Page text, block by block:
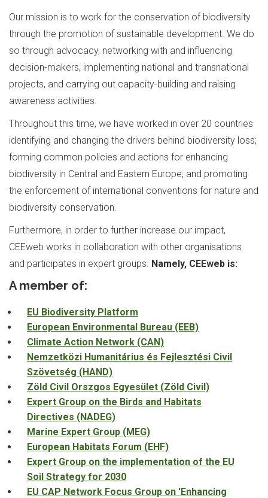
Our mission is to work for the conservation of biodiversity
through the promotion of sustainable development. We do
so through advocacy, networking with and influencing
decision-makers, implementing national and transnational
projects, and carrying out capacity-building and raising
awareness activities.
Throughout this time, we have worked in over 20 countries
identifying and changing the drivers behind biodiversity loss;
forming common policies and actions for enhancing
biodiversity in Central and Eastern Europe; and promoting
the enforcement of international conventions for nature and
biodiversity conservation.
Furthermore, in order to further increase our impact,
CEEweb works in collaboration with other organisations
and participates in expert groups. Namely, CEEweb is:
A member of:
EU Biodiversity Platform
European Environmental Bureau (EEB)
Climate Action Network (CAN)
Nemzetközi Humanitárius és Fejlesztési Civil
Szövetség (HAND)
Zöld Civil Orszgos Egyesület (Zöld Civil)
Expert Group on the Birds and Habitats
Directives (NADEG)
Marine Expert Group (MEG)
European Habitats Forum (EHF)
Expert Group on the implementation of the EU
Soil Strategy for 2030
EU CAP Network Focus Group on 'Enhancing